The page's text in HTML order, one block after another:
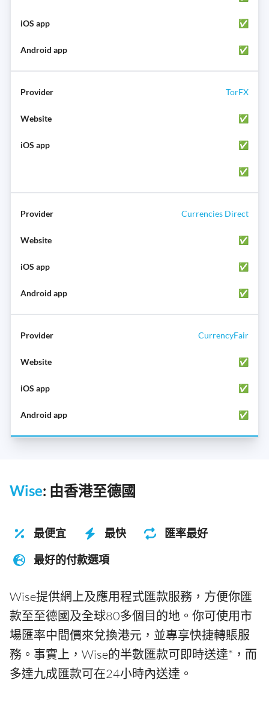
✅
✅
TorFX
✅
✅
✅
Currencies Direct
✅
✅
✅
CurrencyFair
✅
✅
✅
Wise: 由香港至德國
最便宜 最快
匯率最好
最好的付款選項
Wise提供網上及應用程式匯款服務，方便你匯
款至至德國及全球80多個目的地。你可使用市
場匯率中間價來兌換港元，並專享快捷轉賬服
務。事實上，Wise的半數匯款可即時送達*，而
多達九成匯款可在24小時內送達。